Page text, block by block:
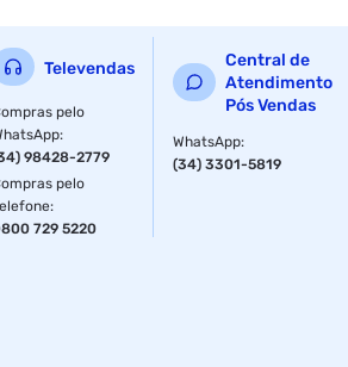
Televendas
pelo
:
98428-2779
pelo
:
729 5220
Central de
Atendimento
Pós Vendas
WhatsApp:
(34) 3301-5819